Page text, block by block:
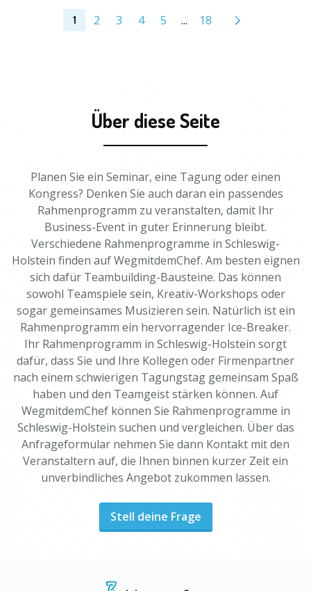
1 2 3 4 5 ... 18
Über diese Seite
Planen Sie ein Seminar, eine Tagung oder einen
Kongress? Denken Sie auch daran ein passendes
Rahmenprogramm zu veranstalten, damit Ihr
Business-Event in guter Erinnerung bleibt.
Verschiedene Rahmenprogramme in Schleswig-
Holstein finden auf WegmitdemChef. Am besten eignen
sich dafür Teambuilding-Bausteine. Das können
sowohl Teamspiele sein, Kreativ-Workshops oder
sogar gemeinsames Musizieren sein. Natürlich ist ein
Rahmenprogramm ein hervorragender Ice-Breaker.
Ihr Rahmenprogramm in Schleswig-Holstein sorgt
dafür, dass Sie und Ihre Kollegen oder Firmenpartner
nach einem schwierigen Tagungstag gemeinsam Spaß
haben und den Teamgeist stärken können. Auf
WegmitdemChef können Sie Rahmenprogramme in
Schleswig-Holstein suchen und vergleichen. Über das
Anfrageformular nehmen Sie dann Kontakt mit den
Veranstaltern auf, die Ihnen binnen kurzer Zeit ein
unverbindliches Angebot zukommen lassen.
Stell deine Frage